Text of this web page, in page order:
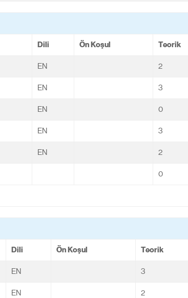
Dili Ön Koşul Teorik
EN 2
EN 3
EN 0
EN 3
EN 2
0
Dili Ön Koşul Teorik
EN 3
EN 2